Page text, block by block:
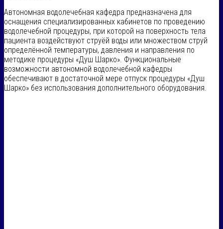
Автономная водолечебная кафедра предназначена для
оснащения специализированных кабинетов по проведению
водолечебной процедуры, при которой на поверхность тела
пациента воздействуют струёй воды или множеством струй
определённой температуры, давления и направления по
методике процедуры «Душ Шарко». Функциональные
возможности автономной водолечебной кафедры
обеспечивают в достаточной мере отпуск процедуры «Душ
Шарко» без использования дополнительного оборудования.